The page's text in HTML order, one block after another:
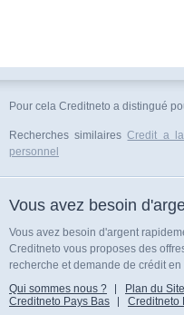
Pour cela Creditneto a distingué
Recherches similairesCredit a
personnel
Vous avez besoin
Vous avez besoin d'argent
Creditneto vous proposes des
recherche et demande de crédit
Qui sommes nous ?
Plan du Site
Creditneto Pays Bas
Creditneto